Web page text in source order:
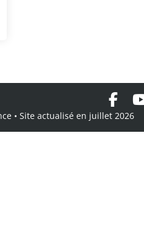
• Site actualisé en juillet 2026